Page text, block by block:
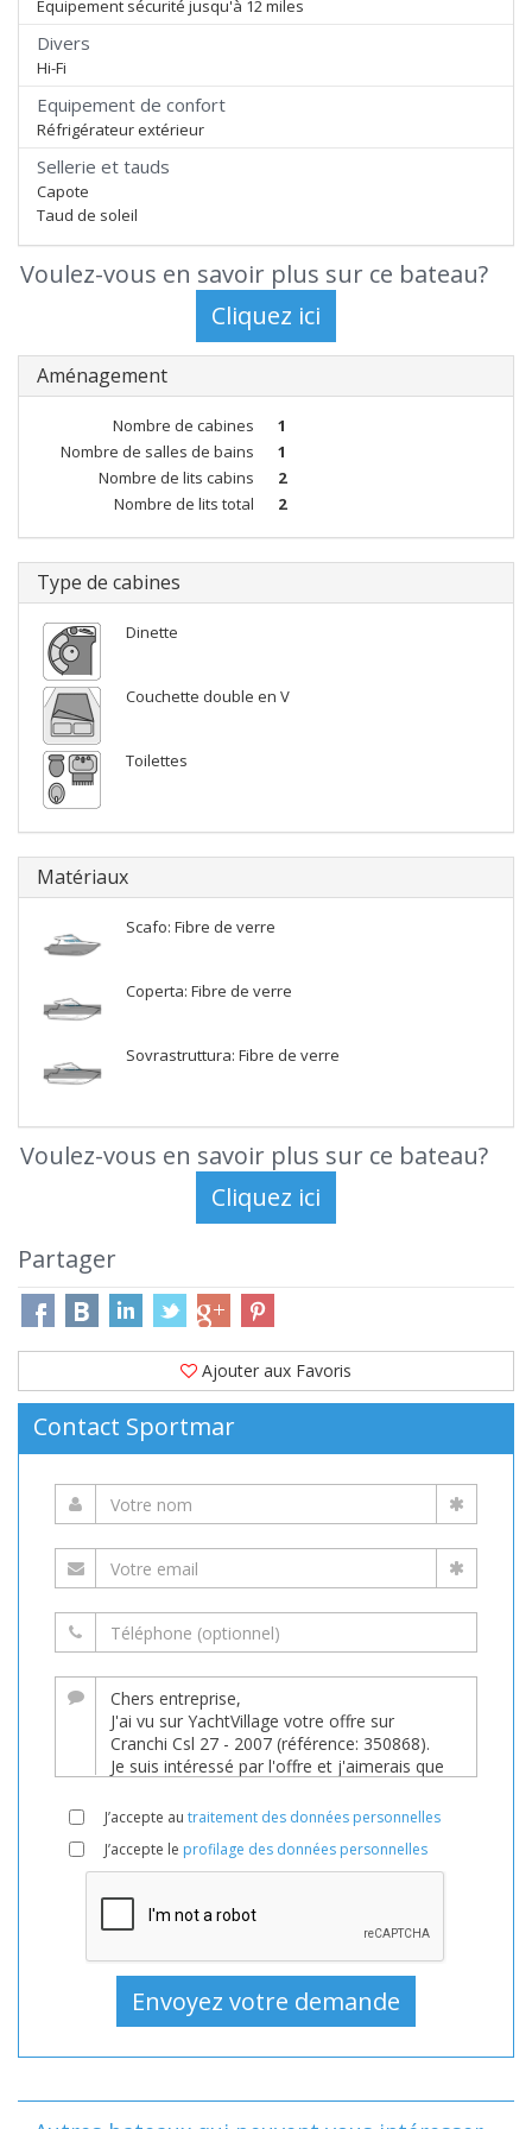
Equipement sécurité jusqu'à 12 miles
Divers
Hi-Fi
Equipement de confort
Réfrigérateur extérieur
Sellerie et tauds
Capote
Taud de soleil
Voulez-vous en savoir plus sur ce bateau?
Aménagement
Nombre de cabines
1
Nombre de salles de bains
1
Nombre de lits cabins
2
Nombre de lits total
2
Type de cabines
Dinette
Couchette double en V
Toilettes
Matériaux
Scafo: Fibre de verre
Coperta: Fibre de verre
Sovrastruttura: Fibre de verre
Voulez-vous en savoir plus sur ce bateau?
Partager
Ajouter aux Favoris
Contact Sportmar
J’accepte au traitement des données personnelles
J’accepte le profilage des données personnelles